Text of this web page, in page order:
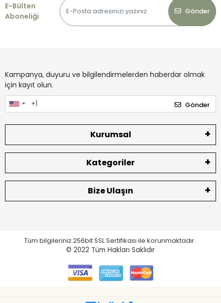
E-Bülten
Aboneliği
Gönder
Kampanya, duyuru ve bilgilendirmelerden haberdar olmak
için kayıt olun.
Gönder
Kurumsal
Kategoriler
Bize Ulaşın
Tüm bilgileriniz 256bit SSL Sertifikası ile korunmaktadır.
© 2022 Tüm Hakları Saklıdır